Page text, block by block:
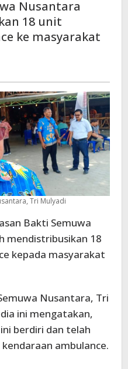
Nusantara
18 unit
ke masyarakat
Tri Mulyadi
Bakti Semuwa
18
kepada masyarakat
Nusantara, Tri
ini mengatakan,
berdiri dan telah
ambulance.